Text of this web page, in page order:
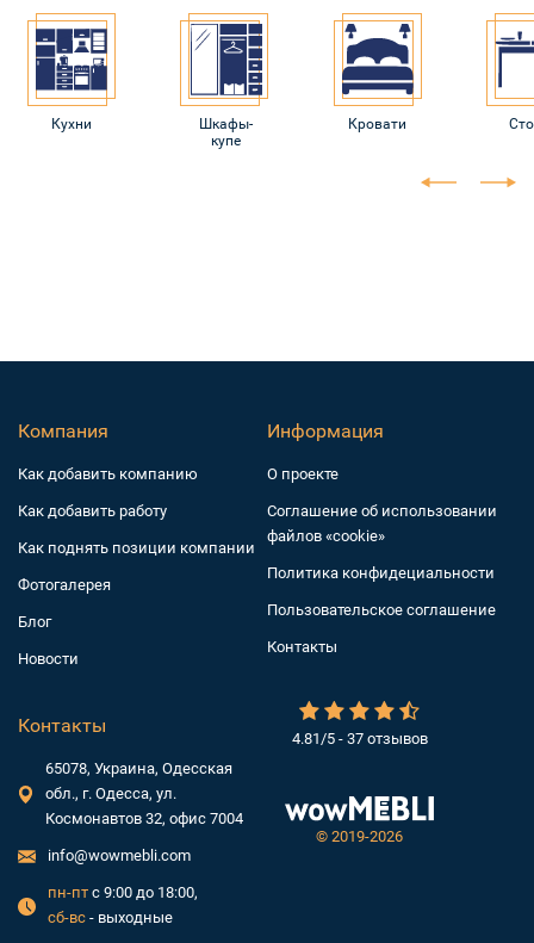
Кухни
Шкафы-
купе
Кровати
© 2019-2026
4.81/5 - 37 отзывов
Компания
Как добавить компанию
Как добавить работу
Как поднять позиции компании
Фотогалерея
Блог
Новости
Информация
О проекте
Соглашение об использовании
файлов «cookie»
Политика конфидециальности
Пользовательское соглашение
Контакты
Контакты
65078, Украина, Одесская
обл., г. Одесса, ул.
Космонавтов 32, офис 7004
info@wowmebli.com
пн-пт с 9:00 до 18:00,
сб-вс - выходные